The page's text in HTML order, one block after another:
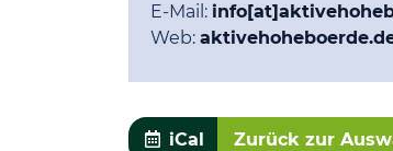
E-Mail:
Web:
iCal Zurück zur